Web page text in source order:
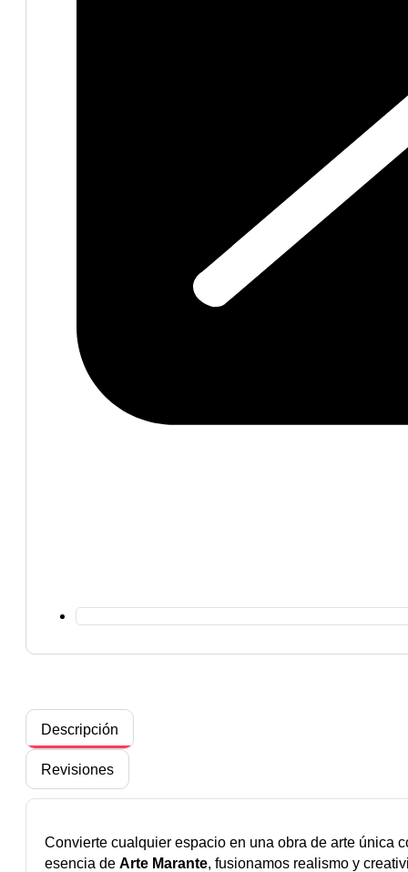
Descripción
Revisiones
Convierte cualquier espacio en una obra de arte única
esencia de Arte Marante, fusionamos realismo y